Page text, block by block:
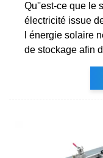
Qu''est-ce que le
électricité issue
l énergie solaire
de stockage afin